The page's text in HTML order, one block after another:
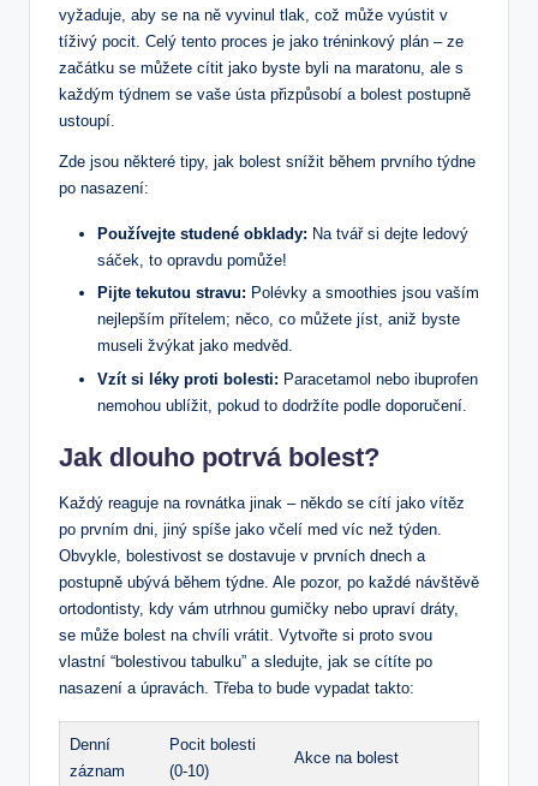
vyžaduje, aby se na ně vyvinul tlak, což může vyústit v
tíživý pocit. Celý tento proces je jako tréninkový plán – ze
začátku se můžete cítit jako byste byli na maratonu, ale s
každým týdnem se vaše ústa přizpůsobí a bolest postupně
ustoupí.
Zde jsou některé tipy, jak bolest snížit během prvního týdne
po nasazení:
Používejte studené obklady: Na tvář si dejte ledový
sáček, to opravdu pomůže!
Pijte tekutou stravu: Polévky a smoothies jsou vaším
nejlepším přítelem; něco, co můžete jíst, aniž byste
museli žvýkat jako medvěd.
Vzít si léky proti bolesti: Paracetamol nebo ibuprofen
nemohou ublížit, pokud to dodržíte podle doporučení.
Jak dlouho potrvá bolest?
Každý reaguje na rovnátka jinak – někdo se cítí jako vítěz
po prvním dni, jiný spíše jako včelí med víc než týden.
Obvykle, bolestivost se dostavuje v prvních dnech a
postupně ubývá během týdne. Ale pozor, po každé návštěvě
ortodontisty, kdy vám utrhnou gumičky nebo upraví dráty,
se může bolest na chvíli vrátit. Vytvořte si proto svou
vlastní “bolestivou tabulku” a sledujte, jak se cítíte po
nasazení a úpravách. Třeba to bude vypadat takto:
Denní
záznam
Pocit bolesti
(0-10)
Akce na bolest